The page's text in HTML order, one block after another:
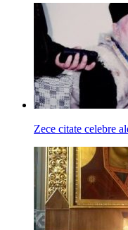
Zece citate celebre